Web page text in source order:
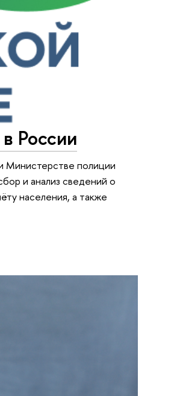
России
Министерстве полиции
и анализ сведений о
населения, а также